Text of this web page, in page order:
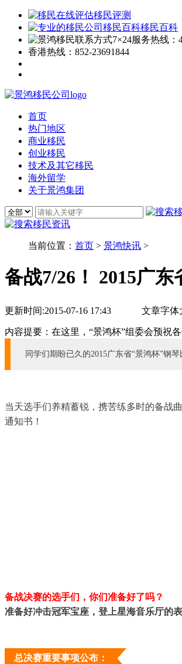
移民评测
移民百科
7×24服务热线：
香港热线： 852-23691844
首页
热门地区
商业移民
创业移民
技术及其它移民
海外留学
关于景鸿集团
当前位置： 首页 > 景鸿快讯 >
备战7/26！ 2015广
更新时间:2015-07-16 17:43 文章字体
内容提要：在这里，“景鸿杯”组委会预祝
同学们期盼已久的2015广东省“景鸿杯”钢
当天选手们养精蓄锐，携苦练多时的备战
通知书！
备战决赛的选手们，你们准备好了吗？
准备好冲击冠军宝座，登上星海音乐厅的
总决赛重要事项公布：